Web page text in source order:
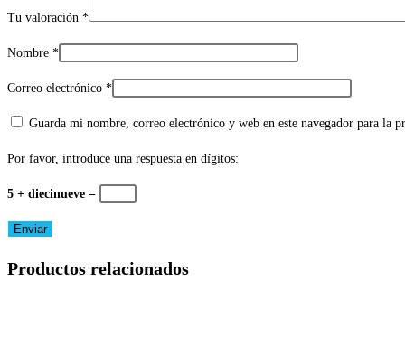
Tu valoración *
Nombre *
Correo electrónico *
Guarda mi nombre, correo electrónico y web en este navegador para la
Por favor, introduce una respuesta en dígitos:
5 + diecinueve =
Productos relacionados